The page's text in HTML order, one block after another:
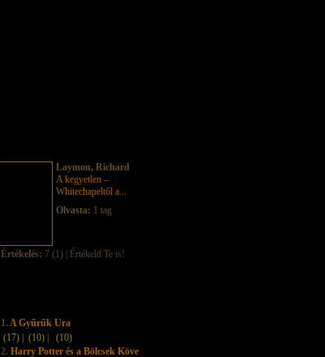
Laymon, Richard
A kegyetlen –
Whitechapeltől a...
Olvasta: 1 tag
Értékelés: 7 (1) | Értékeld Te is!
1.A Gyűrűk Ura
(17) |
(10) |
(10)
2. Harry Potter és a Bölcsek Köve